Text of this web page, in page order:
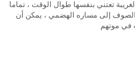
تعتني بنفسها طوال الوقت ، تماما
إلى مساره الهضمي ، يمكن أن
في موتهم